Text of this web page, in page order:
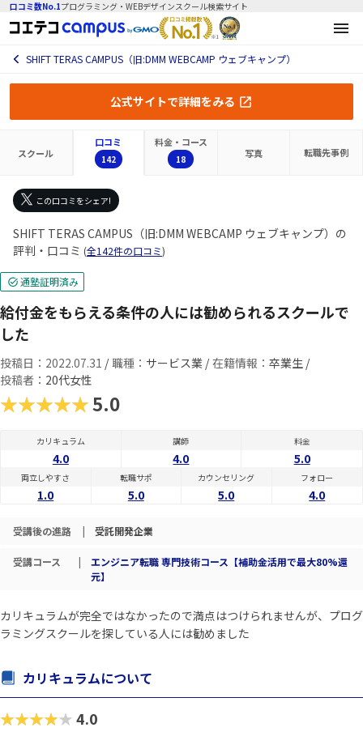
口コミ数No.1プログラミング・WEBデザインスクール検索サイト
SHIFT TERAS CAMPUS（旧:DMM WEBCAMP ウェブキャンプ）
公式サイトで詳細をみる
スクール
口コミ
142
料金・コース
18 写真 転職先事例
この口コミをシェア!
SHIFT TERAS CAMPUS（旧:DMM WEBCAMP ウェブキャンプ）の
評判・口コミ (全142件の口コミ)
通塾証明済み
給付金をもらえる条件の人には勧められるスクールで
した
投稿日：2022.07.31 / 職種： サービス業 / 在籍情報： 卒業生 /
投稿者： 20代女性
★★★★★5.0
カリキュラム
4.0
講師
4.0
料金
5.0
両立しやすさ
1.0
転職サポ
5.0
カウンセリング
5.0
フォロー
4.0
受講後の進路 | 受託開発企業
受講コース |
エンジニア転職 専門技術コース【補助金活用で最大80%還
元】
カリキュラムが完全ではなかったので満点はつけられませんが、プログ
ラミングスクールを探している人には勧めました
カリキュラムについて
★★★★★4.0